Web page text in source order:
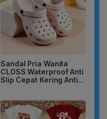
Sandal Pria Wanita
CLOSS Waterproof Anti
Slip Cepat Kering Anti...